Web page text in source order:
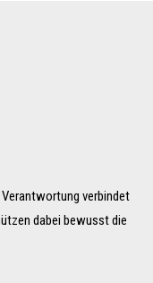
verbindet
dabei bewusst die